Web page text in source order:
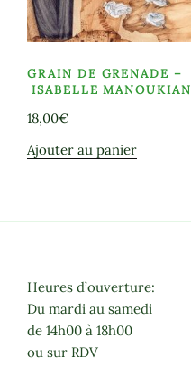
GRAIN DE GRENADE –
ISABELLE MANOUKIAN
18,00€
Ajouter au panier
Heures d’ouverture:
Du mardi au samedi
de 14h00 à 18h00
ou sur RDV